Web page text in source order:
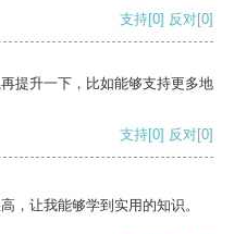
支持[0] 反对[0]
提升一下，比如能够支持更多地
支持[0] 反对[0]
，让我能够学到实用的知识。